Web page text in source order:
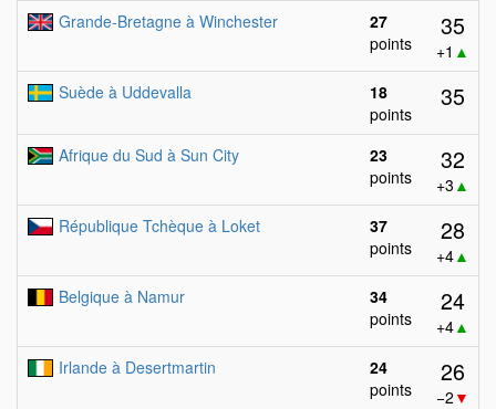
Grande-Bretagne à Winchester
27
points
35
+1 ▲
Suède à Uddevalla
18
points
35
Afrique du Sud à Sun City
23
points
32
+3 ▲
République Tchèque à Loket
37
points
28
+4▲
Belgique à Namur
34
points
24
+4▲
Irlande à Desertmartin
24
points
26
−2 ▼